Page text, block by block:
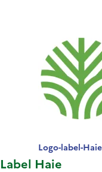
Logo-label-
Label Haie